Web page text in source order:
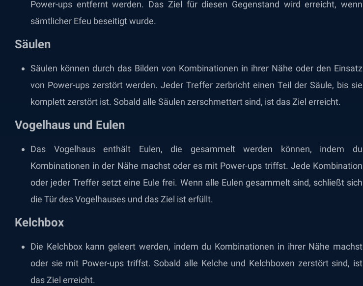
Power-ups entfernt werden. Das Ziel für diesen Gegenstand wird erreicht, wenn
sämtlicher Efeu beseitigt wurde.
Säulen
Säulen können durch das Bilden von Kombinationen in ihrer Nähe oder den Einsatz
von Power-ups zerstört werden. Jeder Treffer zerbricht einen Teil der Säule, bis sie
komplett zerstört ist. Sobald alle Säulen zerschmettert sind, ist das Ziel erreicht.
Vogelhaus und Eulen
Das Vogelhaus enthält Eulen, die gesammelt werden können, indem du
Kombinationen in der Nähe machst oder es mit Power-ups triffst. Jede Kombination
oder jeder Treffer setzt eine Eule frei. Wenn alle Eulen gesammelt sind, schließt sich
die Tür des Vogelhauses und das Ziel ist erfüllt.
Kelchbox
Die Kelchbox kann geleert werden, indem du Kombinationen in ihrer Nähe machst
oder sie mit Power-ups triffst. Sobald alle Kelche und Kelchboxen zerstört sind, ist
das Ziel erreicht.